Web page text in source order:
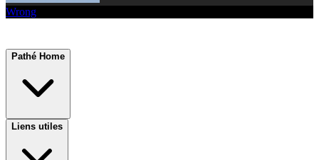
Wrong
Pathé Home
Liens utiles